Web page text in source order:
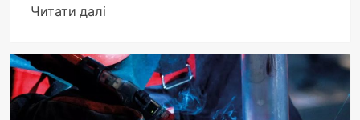
Читати даліДокладніше
Майстер
який
виготовляє
металеві